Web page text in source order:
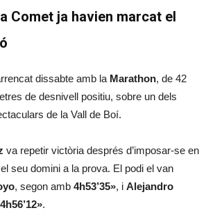
Comet ja havien marcat el
dissabte amb la Marathon, de 42
de desnivell positiu, sobre un dels
de la Vall de Boí.
va repetir victòria després d’imposar-se en
seu domini a la prova. El podi el van
, segon amb 4h53’35», i Alejandro
4h56’12».